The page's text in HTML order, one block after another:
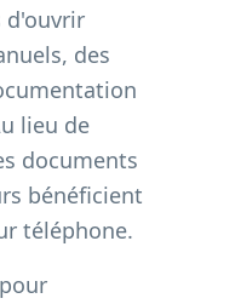
d'ouvrir
des
lieu de
documents
bénéficient
téléphone.